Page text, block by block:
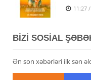
11:27
BİZİ SOSİAL
Ən son xəbərləri ilk sən